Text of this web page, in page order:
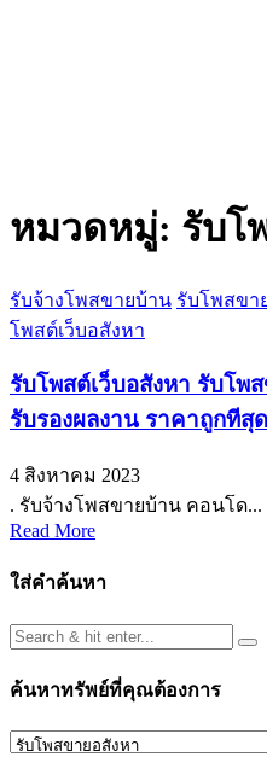
หมวดหมู่: รับโ
รับจ้างโพสขายบ้าน รับโพสขา
โพสต์เว็บอสังหา
รับโพสต์เว็บอสังหา รับโ
รับรองผลงาน ราคาถูกทีสุด
4 สิงหาคม 2023
. รับจ้างโพสขายบ้าน คอนโด...
Read More
ใส่คำค้นหา
ค้นหาทรัพย์ที่คุณต้องการ
ค้นหา